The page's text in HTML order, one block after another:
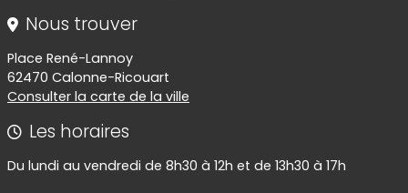
Nous trouver
Place René-Lannoy
62470 Calonne-Ricouart
Consulter la carte de la ville
Les horaires
Du lundi au vendredi de 8h30 à 12h et de 13h30 à 17h